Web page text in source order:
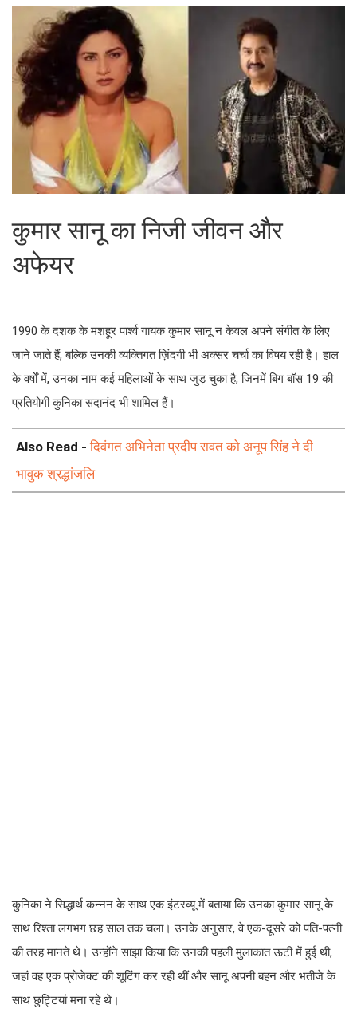
कुमार सानू का निजी जीवन और
अफेयर
1990 के दशक के मशहूर पार्श्व गायक कुमार सानू न केवल अपने संगीत के लिए
जाने जाते हैं, बल्कि उनकी व्यक्तिगत ज़िंदगी भी अक्सर चर्चा का विषय रही है। हाल
के वर्षों में, उनका नाम कई महिलाओं के साथ जुड़ चुका है, जिनमें बिग बॉस 19 की
प्रतियोगी कुनिका सदानंद भी शामिल हैं।
Also Read -दिवंगत अभिनेता प्रदीप रावत को अनूप सिंह ने दी
भावुक श्रद्धांजलि
कुनिका ने सिद्धार्थ कन्नन के साथ एक इंटरव्यू में बताया कि उनका कुमार सानू के
साथ रिश्ता लगभग छह साल तक चला। उनके अनुसार, वे एक-दूसरे को पति-पत्नी
की तरह मानते थे। उन्होंने साझा किया कि उनकी पहली मुलाकात ऊटी में हुई थी,
जहां वह एक प्रोजेक्ट की शूटिंग कर रही थीं और सानू अपनी बहन और भतीजे के
साथ छुट्टियां मना रहे थे।